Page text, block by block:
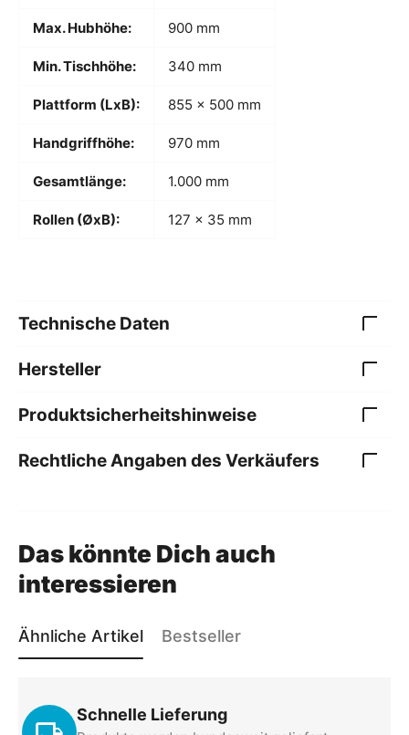
Max. Hubhöhe: 900 mm
Min. Tischhöhe: 340 mm
Plattform (LxB): 855 x 500 mm
Handgriffhöhe: 970 mm
Gesamtlänge: 1.000 mm
Rollen (ØxB): 127 x 35 mm
Technische Daten
Hersteller
Produktsicherheitshinweise
Rechtliche Angaben des Verkäufers
Das könnte Dich auch
interessieren
Ähnliche Artikel Bestseller
kg, 700 mm Hubhöhe,
740 x 450 mm Plattform
Art.-Nr.: TH150
855 x 500 mm Plattform
Art.-Nr.:
Schnelle Lieferung